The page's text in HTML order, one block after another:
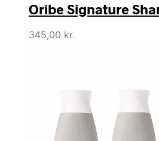
Oribe Signature
345,00 kr.